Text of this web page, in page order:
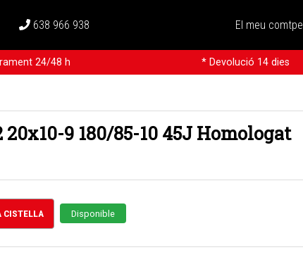
638 966 938 El meu comtpe
24/48 h * Devolució 14 dies
9 180/85-10 45J Homologat
CISTELLA Disponible